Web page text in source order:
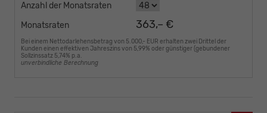
Anzahl der Monatsraten
Monatsraten
363,– €
Bei einem Nettodarlehensbetrag von 5.000,- EUR erhalten zwei Drittel der
Kunden einen effektiven Jahreszins von 5,99% oder günstiger (gebundener
Sollzinssatz 5,74% p.a.
unverbindliche Berechnung